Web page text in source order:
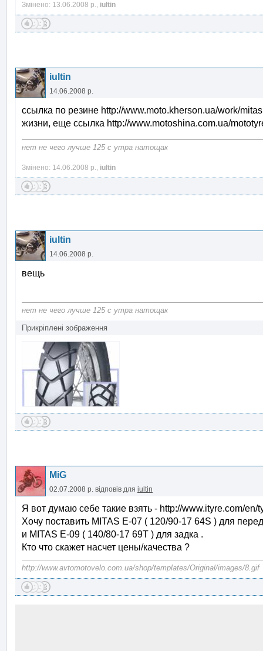
Змінено: 13.06.2008 р., iultin
iultin
14.06.2008 р.
ссылка по резине http://www.moto.kherson.ua/work/
жизни, еще ссылка http://www.motoshina.com.ua/
нет не чего лучше 125 с утра натощак
Змінено: 14.06.2008 р., iultin
iultin
14.06.2008 р.
вещь
нет не чего лучше 125 с утра натощак
Прикріплені зображення
MiG
02.07.2008 р. відповів для iultin
Я вот думаю себе такие взять - http://www.ityre.com/
Хочу поставить MITAS E-07 ( 120/90-17 64S ) для
и MITAS E-09 ( 140/80-17 69T ) для задка .
Кто что скажет насчет цены/качества ?
http://www.avtomotovelo.com.ua/shop/templates/Original/images/8.gif